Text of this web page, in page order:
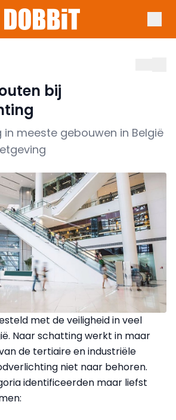
bij
meeste gebouwen in België
met de veiligheid in veel
Naar schatting werkt in maar
de tertiaire en industriële
niet naar behoren.
identificeerden maar liefst